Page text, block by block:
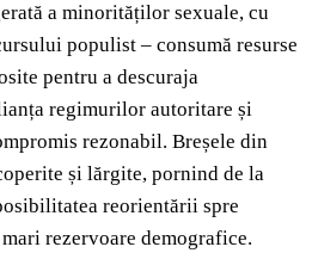
a minorităților sexuale, cu
populist – consumă resurse
pentru a descuraja
regimurilor autoritare și
rezonabil. Breșele din
și lărgite, pornind de la
reorientării spre
rezervoare demografice.